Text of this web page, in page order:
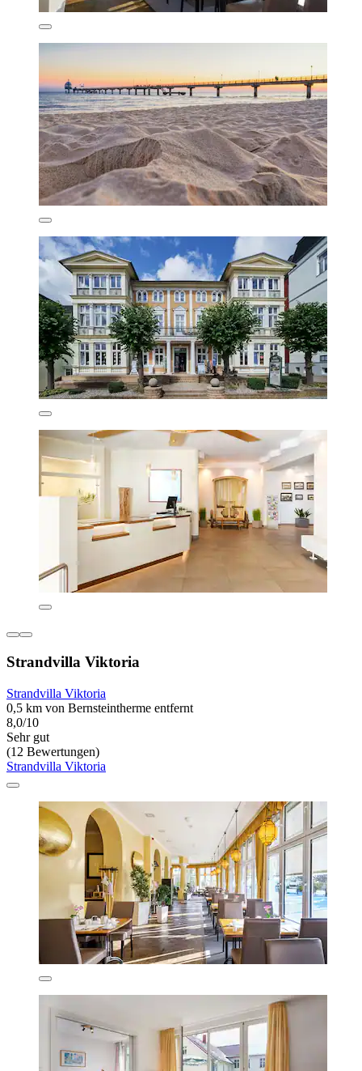
Strandvilla Viktoria
Strandvilla Viktoria
0,5 km von Bernsteintherme entfernt
8,0/10
Sehr gut
(12 Bewertungen)
Strandvilla Viktoria